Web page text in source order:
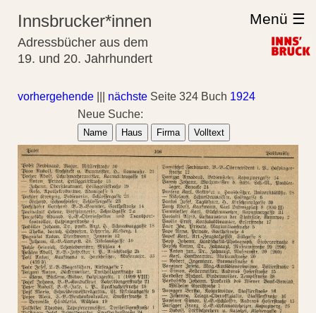
Innsbrucker*innen
Adressbücher aus dem
19. und 20. Jahrhundert
Menü ☰
vorhergehende nächste Seite 324 Buch 1924
Neue Suche:
Name Haus Firma Volltext